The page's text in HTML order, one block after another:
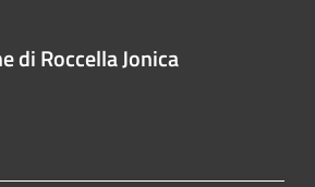
di Roccella Jonica